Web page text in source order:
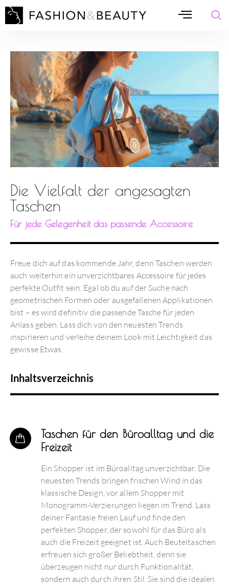
Die Vielfalt der angesagten
Taschen
Für jede Gelegenheit das passende Accessoire
Freue dich auf das kommende Jahr, denn Taschen werden
auch weiterhin ein unverzichtbares Accessoire für jedes
perfekte Outfit sein. Egal ob du auf der Suche nach
geometrischen Formen oder ausgefallenen Applikationen
bist – es wird definitiv die passende Tasche für jeden
Anlass geben. Lass dich von den neuesten Trends
inspirieren und verleihe deinem Look mit Leichtigkeit das
gewisse Etwas.
Inhaltsverzeichnis
Taschen für den Büroalltag und die
Freizeit
Ein Shopper ist im Büroalltag unverzichtbar. Die
neuesten Trends bringen frischen Wind in das
klassische Design, vor allem Shopper mit
Monogramm-Verzierungen liegen im Trend. Lass
deiner Fantasie freien Lauf und finde den
perfekten Shopper, der sowohl für das Büro als
auch die Freizeit geeignet ist. Auch Beuteltaschen
erfreuen sich großer Beliebtheit, denn sie
überzeugen nicht nur durch Funktionalität,
sondern auch durch ihren Stil. Sie sind die idealen